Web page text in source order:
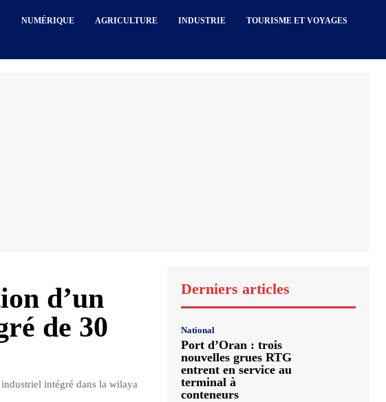
NUMÉRIQUE AGRICULTURE INDUSTRIE TOURISME ET VOYAGES
d’un
de 30
intégré dans la wilaya
Derniers articles
National
Port d’Oran : trois
nouvelles grues RTG
entrent en service au
terminal à
conteneurs